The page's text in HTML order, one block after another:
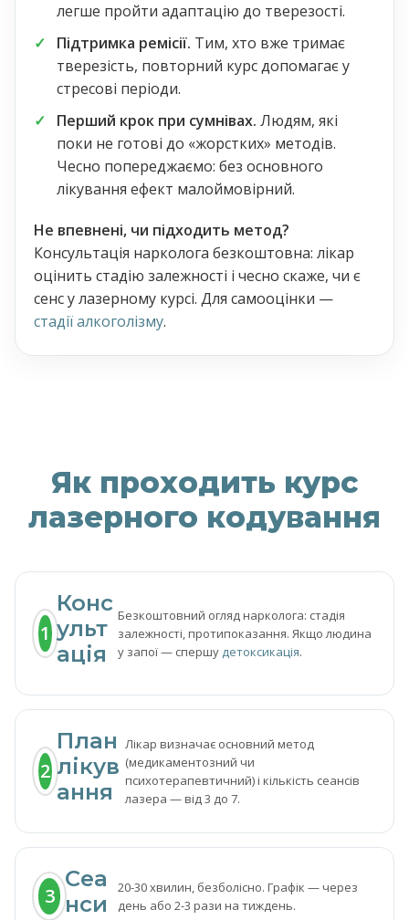
легше пройти адаптацію до тверезості.
Підтримка ремісії. Тим, хто вже тримає
тверезість, повторний курс допомагає у
стресові періоди.
Перший крок при сумнівах. Людям, які
поки не готові до «жорстких» методів.
Чесно попереджаємо: без основного
лікування ефект малоймовірний.
Не впевнені, чи підходить метод?
Консультація нарколога безкоштовна: лікар
оцінить стадію залежності і чесно скаже, чи є
сенс у лазерному курсі. Для самооцінки —
стадії алкоголізму.
Як проходить курс
лазерного кодування
1
Конс
ульт
ація
Безкоштовний огляд нарколога: стадія
залежності, протипоказання. Якщо людина
у запої — спершу детоксикація.
2
План
лікув
ання
Лікар визначає основний метод
(медикаментозний чи
психотерапевтичний) і кількість сеансів
лазера — від 3 до 7.
3
Сеа
нси
20-30 хвилин, безболісно. Графік — через
день або 2-3 рази на тиждень.